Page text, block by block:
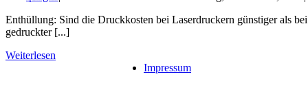
Enthüllung: Sind die Druckkosten bei Laserdruckern günstiger als
gedruckter [...]
Weiterlesen
Impressum